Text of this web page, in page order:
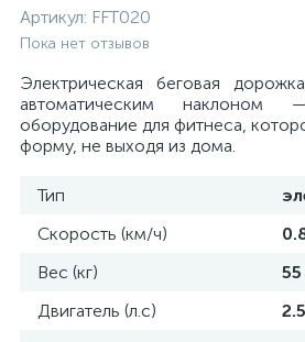
Артикул: FFT020
Пока нет отзывов
Электрическая беговая
автоматическим
оборудование для фитнеса,
форму, не выходя из дома.
Тип
Скорость (км/ч)
Вес (кг)
55
Двигатель (л.с)
2.5